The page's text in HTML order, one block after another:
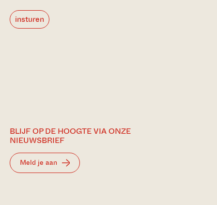
insturen
BLIJF OP DE HOOGTE VIA ONZE
NIEUWSBRIEF
Meld je aan